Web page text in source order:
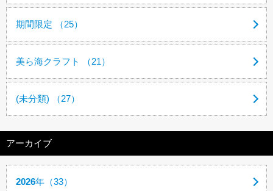
期間限定 （25）
美ら海クラフト （21）
(未分類) （27）
アーカイブ
2026年（33）